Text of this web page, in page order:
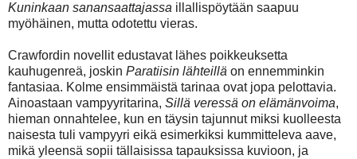
Kuninkaan sanansaattajassa illallispöytään saapuu
myöhäinen, mutta odotettu vieras.
Crawfordin novellit edustavat lähes poikkeuksetta
kauhugenreä, joskin Paratiisin lähteillä on ennemminkin
fantasiaa. Kolme ensimmäistä tarinaa ovat jopa pelottavia.
Ainoastaan vampyyritarina, Sillä veressä on elämänvoima,
hieman onnahtelee, kun en täysin tajunnut miksi kuolleesta
naisesta tuli vampyyri eikä esimerkiksi kummitteleva aave,
mikä yleensä sopii tällaisissa tapauksissa kuvioon, ja